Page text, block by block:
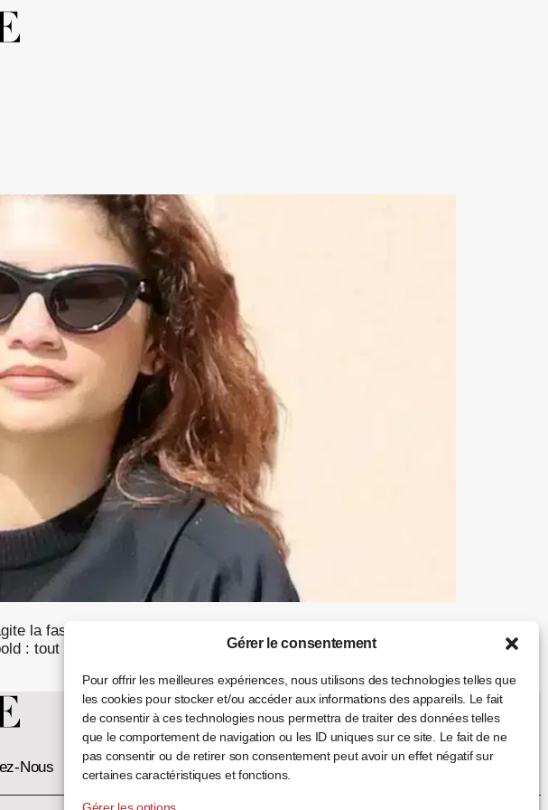
Gérer le consentement
Pour offrir les meilleures expériences, nous utilisons des technologies telles que
les cookies pour stocker et/ou accéder aux informations des appareils. Le fait
de consentir à ces technologies nous permettra de traiter des données telles
que le comportement de navigation ou les ID uniques sur ce site. Le fait de ne
pas consentir ou de retirer son consentement peut avoir un effet négatif sur
certaines caractéristiques et fonctions.
la fashion sphère. La solaire cat-eye, entre glamour rétro et
: tout en acétate, volumes galbés, et le fameux ruban
Nous Devenir Opticien Partenaire